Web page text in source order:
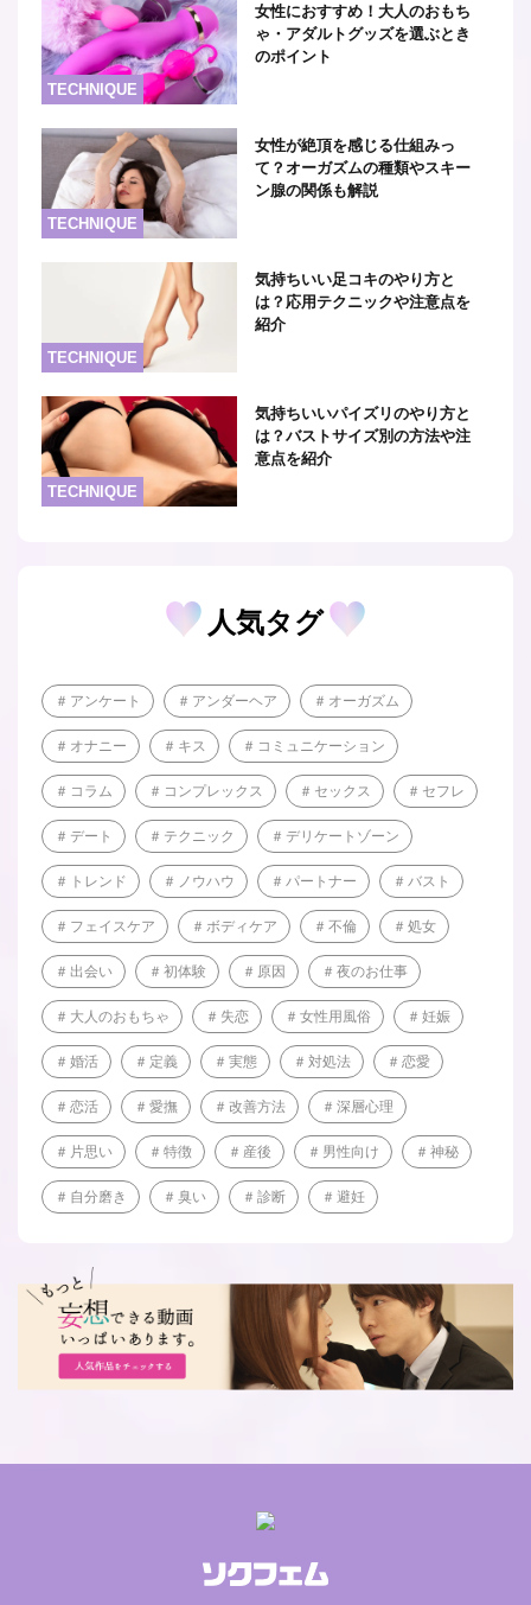
TECHNIQUE
女性におすすめ！大人のおもち
ゃ・アダルトグッズを選ぶとき
のポイント
TECHNIQUE
女性が絶頂を感じる仕組みっ
て？オーガズムの種類やスキー
ン腺の関係も解説
TECHNIQUE
気持ちいい足コキのやり方と
は？応用テクニックや注意点を
紹介
TECHNIQUE
気持ちいいパイズリのやり方と
は？バストサイズ別の方法や注
意点を紹介
人気タグ
アンケート アンダーヘア オーガズム
オナニー キス コミュニケーション
コラム コンプレックス セックス セフレ
デート テクニック デリケートゾーン
トレンド ノウハウ パートナー バスト
フェイスケア ボディケア 不倫 処女
出会い 初体験 原因 夜のお仕事
大人のおもちゃ 失恋 女性用風俗 妊娠
婚活 定義 実態 対処法 恋愛
恋活 愛撫 改善方法 深層心理
片思い 特徴 産後 男性向け 神秘
自分磨き 臭い 診断 避妊